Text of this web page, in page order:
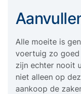
Alle moeite is
voertuig zo goed
zijn echter nooit
niet alleen op
aankoop de